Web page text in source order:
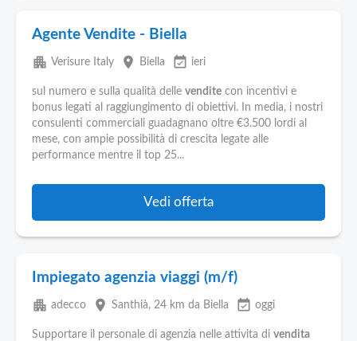
Agente Vendite - Biella
apartment Verisure Italy place Biella event_available ieri
sul numero e sulla qualità delle vendite con incentivi e
bonus legati al raggiungimento di obiettivi. In media, i nostri
consulenti commerciali guadagnano oltre €3.500 lordi al
mese, con ampie possibilità di crescita legate alle
performance mentre il top 25...
Vedi offerta
Impiegato agenzia viaggi (m/f)
apartment adecco place Santhià, 24 km da Biella event_available oggi
Supportare il personale di agenzia nelle attivita di vendita